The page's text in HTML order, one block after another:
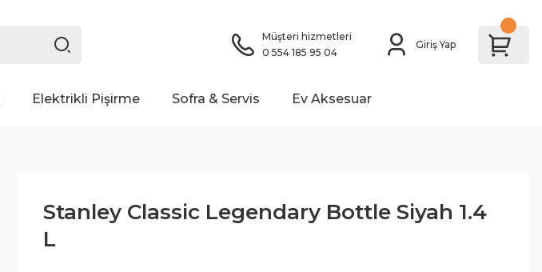
Müşteri hizmetleri
0 554 185 95 04
Giriş Yap
Elektrikli Pişirme Sofra & Servis Ev Aksesuar
Stanley Classic Legendary Bottle Siyah 1.4
L